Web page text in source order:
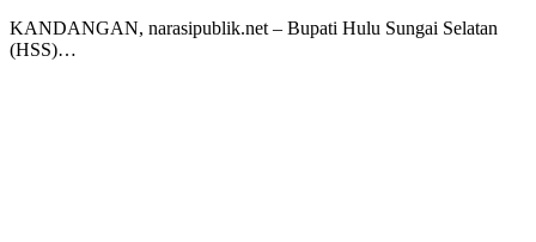
KANDANGAN, narasipublik.net – Bupati Hulu Sungai Selatan
(HSS)…